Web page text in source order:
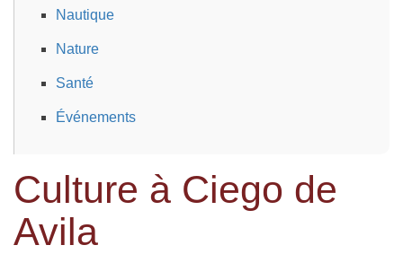
Nautique
Nature
Santé
Événements
Culture à Ciego de
Avila